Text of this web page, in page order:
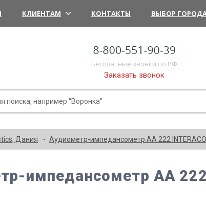
КЛИЕНТАМ КОНТАКТЫ ВЫБОР
Бесплатные звонки по РФ
Заказать звонок
Дания Аудиометр-импедансометр АА 222
импедансометр АА 222